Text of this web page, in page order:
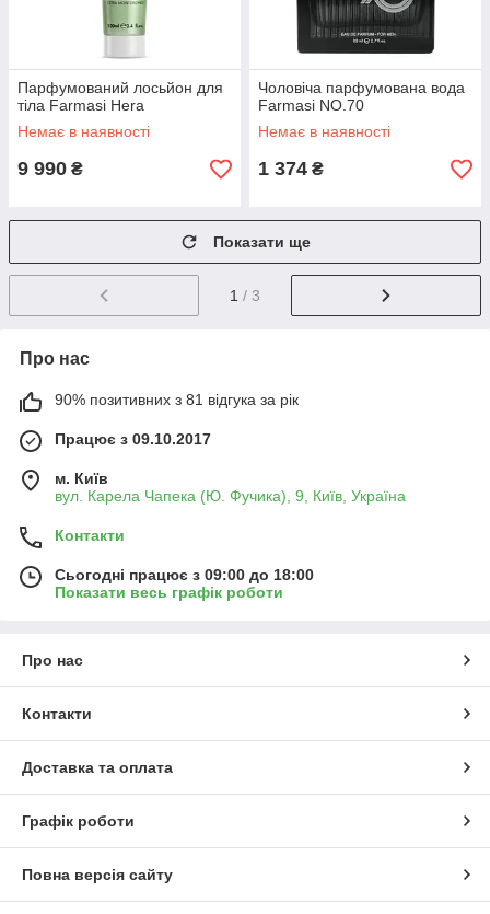
Парфумований лосьйон для
тіла Farmasi Hera
Немає в наявності
9 990 ₴
Чоловіча парфумована вода
Farmasi NO.70
Немає в наявності
1 374 ₴
Показати ще
1 / 3
Про нас
90% позитивних з 81 відгука за рік
Працює з 09.10.2017
м. Київ
вул. Карела Чапека (Ю. Фучика), 9, Київ, Україна
Контакти
Сьогодні працює з 09:00 до 18:00
Показати весь графік роботи
Про нас
Контакти
Доставка та оплата
Графік роботи
Повна версія сайту